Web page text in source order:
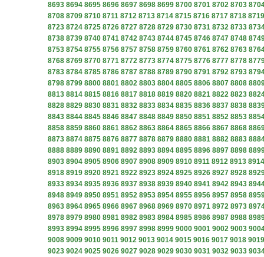
8693 8694 8695 8696 8697 8698 8699 8700 8701 8702 8703
8708 8709 8710 8711 8712 8713 8714 8715 8716 8717 8718 8719
8723 8724 8725 8726 8727 8728 8729 8730 8731 8732 8733
8738 8739 8740 8741 8742 8743 8744 8745 8746 8747 8748
8753 8754 8755 8756 8757 8758 8759 8760 8761 8762 8763
8768 8769 8770 8771 8772 8773 8774 8775 8776 8777 8778
8783 8784 8785 8786 8787 8788 8789 8790 8791 8792 8793
8798 8799 8800 8801 8802 8803 8804 8805 8806 8807 8808
8813 8814 8815 8816 8817 8818 8819 8820 8821 8822 8823
8828 8829 8830 8831 8832 8833 8834 8835 8836 8837 8838
8843 8844 8845 8846 8847 8848 8849 8850 8851 8852 8853
8858 8859 8860 8861 8862 8863 8864 8865 8866 8867 8868
8873 8874 8875 8876 8877 8878 8879 8880 8881 8882 8883
8888 8889 8890 8891 8892 8893 8894 8895 8896 8897 8898
8903 8904 8905 8906 8907 8908 8909 8910 8911 8912 8913 8914
8918 8919 8920 8921 8922 8923 8924 8925 8926 8927 8928
8933 8934 8935 8936 8937 8938 8939 8940 8941 8942 8943
8948 8949 8950 8951 8952 8953 8954 8955 8956 8957 8958
8963 8964 8965 8966 8967 8968 8969 8970 8971 8972 8973
8978 8979 8980 8981 8982 8983 8984 8985 8986 8987 8988
8993 8994 8995 8996 8997 8998 8999 9000 9001 9002 9003
9008 9009 9010 9011 9012 9013 9014 9015 9016 9017 9018 9019
9023 9024 9025 9026 9027 9028 9029 9030 9031 9032 9033